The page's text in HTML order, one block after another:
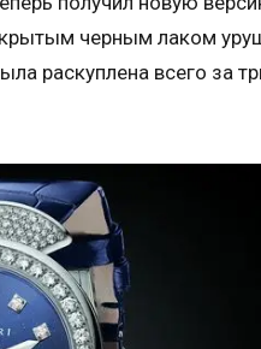
черным лаком
раскуплена всего за